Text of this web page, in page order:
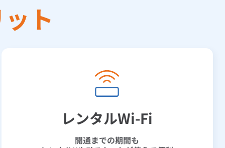
ト
レンタルWi-Fi
開通までの期間も